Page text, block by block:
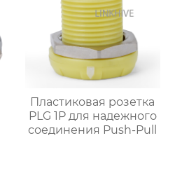
Пластиковая розетка
PLG 1P для надежного
соединения Push-Pull